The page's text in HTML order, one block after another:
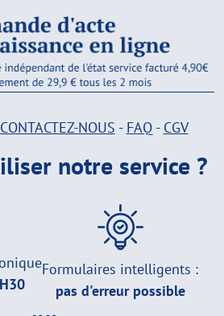
CONTACTEZ-NOUS - FAQ- CGV
notre service ?
Formulaires intelligents :
pas d'erreur possible